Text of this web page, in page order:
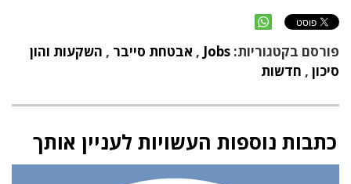
פורסם בקטגוריות: Jobs
, אבטחת סייבר , השקעות והון
סיכון , חדשות
כתבות נוספות העשויות לעניין אותך